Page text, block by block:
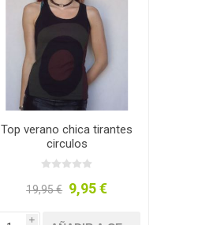
Top verano chica tirantes
circulos
19,95 € 9,95 €
i